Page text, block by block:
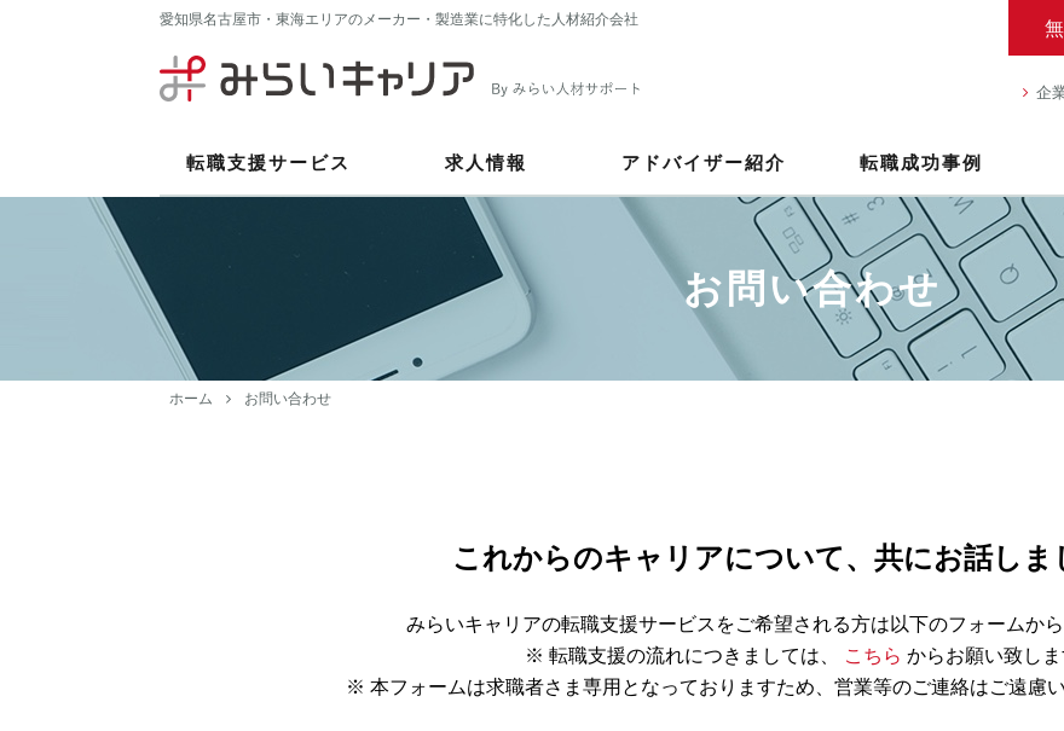
愛知県名古屋市・東海エリアのメーカー・製造業に特化した人材紹介会社
企
転職支援サービス 求人情報 アドバイザー紹介 転職成功事例
お問い合わせ
ホーム お問い合わせ
これからのキャリアについて、共にお話しま
みらいキャリアの転職支援サービスをご希望される方は以下のフォームから
※ 転職支援の流れにつきましては、
こちら からお願い致しま
※ 本フォームは求職者さま専用となっておりますため、営業等のご連絡はご遠慮